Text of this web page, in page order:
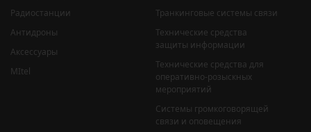
Радиостанции
Антидроны
Аксессуары
MItel
Транкинговые системы связи
Технические средства
защиты информации
Технические средства для
оперативно-розыскных
мероприятий
Системы громкоговорящей
связи и оповещения